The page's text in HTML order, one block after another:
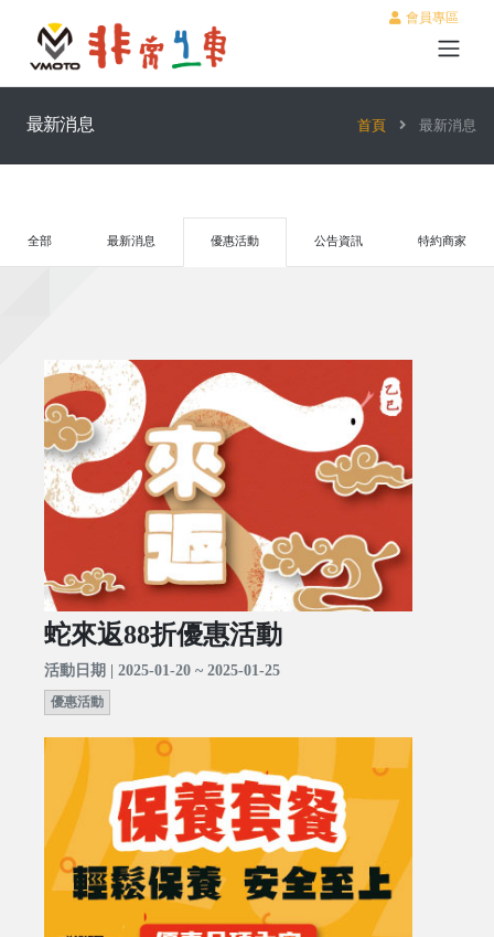
會員專區
最新消息 首頁 最新消息
全部 最新消息 優惠活動 公告資訊 特約商家
蛇來返88折優惠活動
活動日期 | 2025-01-20 ~ 2025-01-25
優惠活動